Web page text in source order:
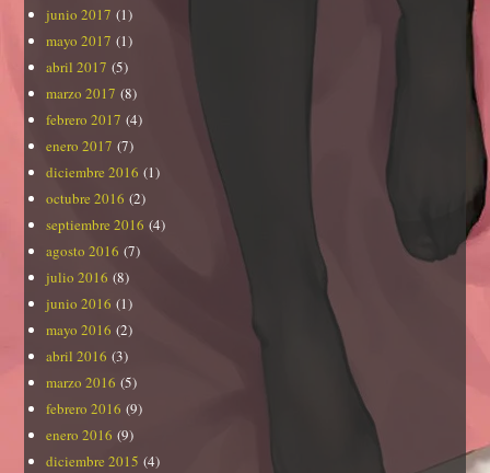
junio 2017 (1)
mayo 2017 (1)
abril 2017 (5)
marzo 2017 (8)
febrero 2017 (4)
enero 2017 (7)
diciembre 2016 (1)
octubre 2016 (2)
septiembre 2016 (4)
agosto 2016 (7)
julio 2016 (8)
junio 2016 (1)
mayo 2016 (2)
abril 2016 (3)
marzo 2016 (5)
febrero 2016 (9)
enero 2016 (9)
diciembre 2015 (4)